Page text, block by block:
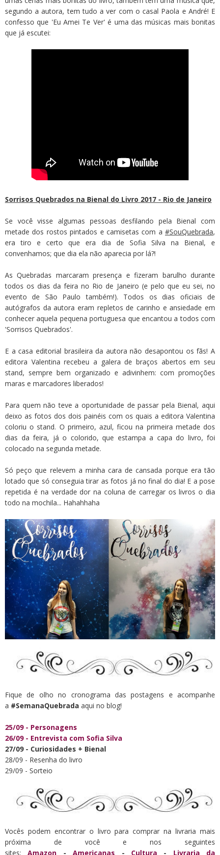
segundo a autora, tem tudo a ver com o casal Paola e André! E
confesso que 'Eu Amei Te Ver' é uma das músicas mais bonitas
que já escutei:
Sorrisos Quebrados na Bienal do Livro 2017 - Rio de Janeiro
Se você visse algumas pessoas desfilando pela Bienal com
metade dos rostos pintados e camisetas com a #SouQuebrada,
era tiro e certo que era dia de Sofia Silva na Bienal, e
convenhamos; que dia ela não aparecia por lá?!
As Quebradas marcaram presença e fizeram barulho durante
todos os dias da feira no Rio de Janeiro (e pelo que eu sei, no
evento de São Paulo também!). Todos os dias oficiais de
autógrafos da autora eram repletos de carinho e ansiedade em
conhecer aquela pequena portuguesa que encantou a todos com
'Sorrisos Quebrados'.
E a casa editorial brasileira da autora não desapontou os fãs! A
editora Valentina recebeu a galera de braços abertos em seu
stand, sempre bem organizado e adivinhem: com promoções
maras e marcadores liberados!
Para quem não teve a oportunidade de passar pela Bienal, aqui
deixo as fotos dos dois painéis com os quais a editora Valentina
coloriu o stand. O primeiro, azul, ficou na primeira metade dos
dias da feira, já o colorido, que estampa a capa do livro, foi
colocado na segunda metade.
Só peço que relevem a minha cara de cansada porque era tão
lotado que só conseguia tirar as fotos já no final do dia! E a pose
repetida é na verdade dor na coluna de carregar os livros o dia
todo na mochila... Hahahhaha
Fique de olho no cronograma das postagens e acompanhe
a #SemanaQuebrada aqui no blog!
25/09 - Personagens
26/09 - Entrevista com Sofia Silva
27/09 - Curiosidades + Bienal
28/09 - Resenha do livro
29/09 - Sorteio
Vocês podem encontrar o livro para comprar na livraria mais
próxima de você e nos seguintes
sites:Amazon -Americanas - Cultura - Livraria da